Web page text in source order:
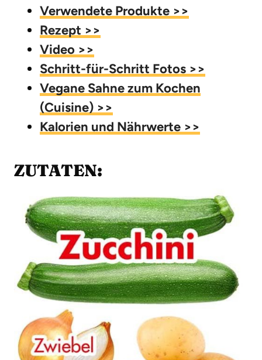
Verwendete Produkte >>
Rezept >>
Video >>
Schritt-für-Schritt Fotos >>
Vegane Sahne zum Kochen
(Cuisine) >>
Kalorien und Nährwerte >>
ZUTATEN: